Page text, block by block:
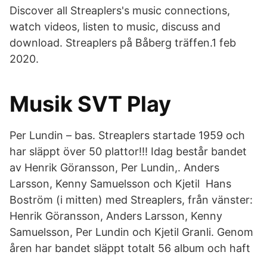
Discover all Streaplers's music connections,
watch videos, listen to music, discuss and
download. Streaplers på Båberg träffen.1 feb
2020.
Musik SVT Play
Per Lundin – bas. Streaplers startade 1959 och
har släppt över 50 plattor!!! Idag består bandet
av Henrik Göransson, Per Lundin,. Anders
Larsson, Kenny Samuelsson och Kjetil Hans
Boström (i mitten) med Streaplers, från vänster:
Henrik Göransson, Anders Larsson, Kenny
Samuelsson, Per Lundin och Kjetil Granli. Genom
åren har bandet släppt totalt 56 album och haft